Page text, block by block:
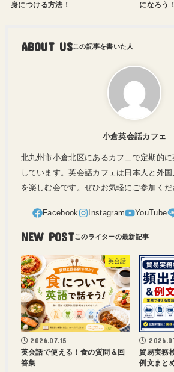
身につける方法！
になろう！
ABOUT US
小倉英会話カフェ
北九州市小倉北区にあるカフェで定期的
しています。英会話カフェは日本人と外
を楽しむ会です。ぜひお気軽にご参加くだ
NEW POST
英会話
2026.07.15
英会話で使える！食の質問＆回
答集
貿易実務
例文まと